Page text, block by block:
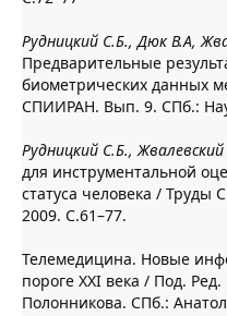
Рудницкий С.Б., Дюк В.А,
Предварительные
биометрических данных
СПИИРАН. Вып. 9. СПб.:
Рудницкий С.Б.,
для инструментальной
статуса человека /
2009. С.61–77.
Телемедицина. Новые
пороге XXI века / Под.
Полонникова. СПб.: